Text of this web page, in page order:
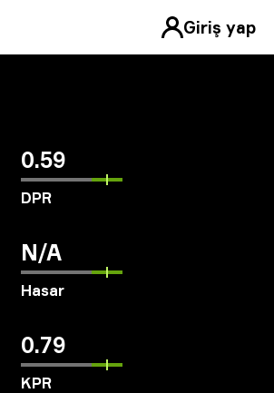
Giriş yap
0.59
DPR
N/A
Hasar
0.79
KPR